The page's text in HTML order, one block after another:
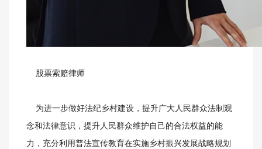
股票索赔律师
为进一步做好法纪乡村建设，提升广大人民群众法制观
念和法律意识，提升人民群众维护自己的合法权益的能
力，充分利用普法宣传教育在实施乡村振兴发展战略规划